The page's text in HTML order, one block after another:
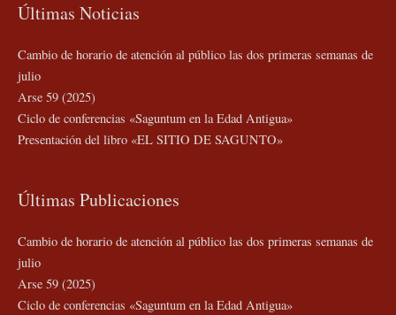
Últimas Noticias
Cambio de horario de atención al público las dos primeras semanas de
julio
Arse 59 (2025)
Ciclo de conferencias «Saguntum en la Edad Antigua»
Presentación del libro «EL SITIO DE SAGUNTO»
Últimas Publicaciones
Cambio de horario de atención al público las dos primeras semanas de
julio
Arse 59 (2025)
Ciclo de conferencias «Saguntum en la Edad Antigua»